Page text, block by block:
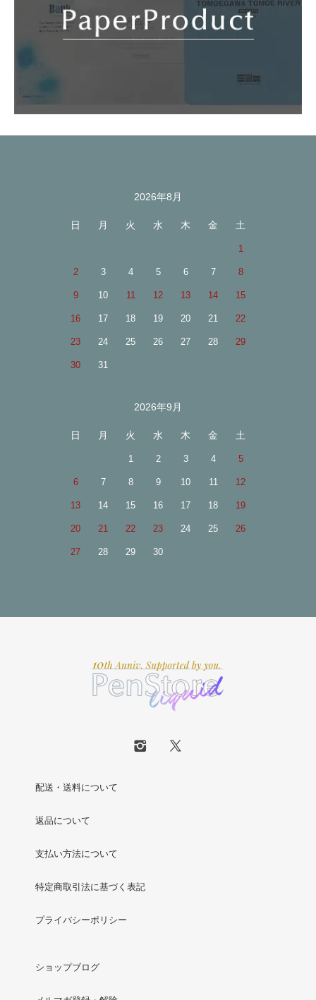
2026年8月
日 月 火 水 木 金 土
1
2 3 4 5 6 7 8
9 10 11 12 13 14 15
16 17 18 19 20 21 22
23 24 25 26 27 28 29
30 31
2026年9月
日 月 火 水 木 金 土
1 2 3 4 5
6 7 8 9 10 11 12
13 14 15 16 17 18 19
20 21 22 23 24 25 26
27 28 29 30
配送・送料について
返品について
支払い方法について
特定商取引法に基づく表記
プライバシーポリシー
ショップブログ